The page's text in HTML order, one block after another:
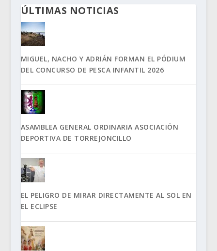
ÚLTIMAS NOTICIAS
MIGUEL, NACHO Y ADRIÁN FORMAN EL PÓDIUM
DEL CONCURSO DE PESCA INFANTIL 2026
ASAMBLEA GENERAL ORDINARIA ASOCIACIÓN
DEPORTIVA DE TORREJONCILLO
EL PELIGRO DE MIRAR DIRECTAMENTE AL SOL EN
EL ECLIPSE